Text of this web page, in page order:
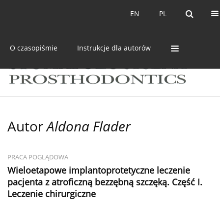
PL
EN PL
EN
O czasopiśmie Instrukcje dla autorów
AutorAldona Flader
PRACA POGLĄDOWA
Wieloetapowe implantoprotetyczne leczenie
pacjenta z atroficzną bezzębną szczęką. Część I.
Leczenie chirurgiczne